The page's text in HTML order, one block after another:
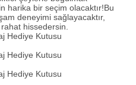
harika bir seçim olacaktır!Bu
deneyimi sağlayacaktır,
hissedersin.